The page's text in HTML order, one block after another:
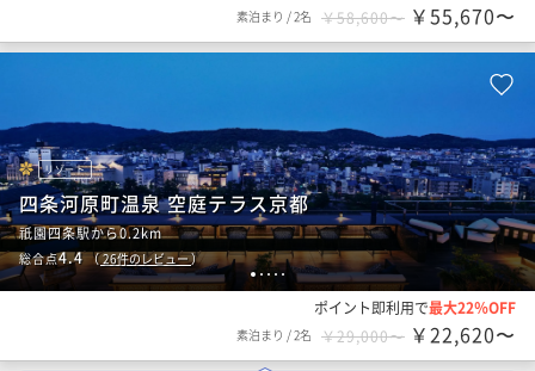
素泊まり /2名 ￥58,600〜 ￥55,670〜
1 2 3 4 5
リゾート
四条河原町温泉 空庭テラス京都
祇園四条駅から0.2km
総合点4.4（26件のレビュー）
ポイント即利用で最大22％OFF
素泊まり /2名 ￥29,000〜 ￥22,620〜